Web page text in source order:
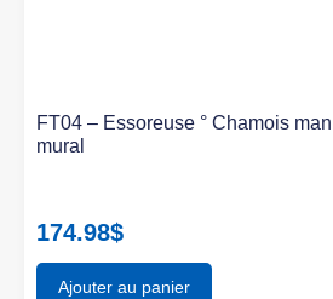
FT04 – Essoreuse ° Chamois
mural
174.98$
Ajouter au panier